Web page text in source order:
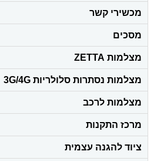
מכשירי קשר
מסכים
מצלמות ZETTA
מצלמות נסתרות סלולריות 3G/4G
מצלמות לרכב
מרכז התקנות
ציוד להגנה עצמית